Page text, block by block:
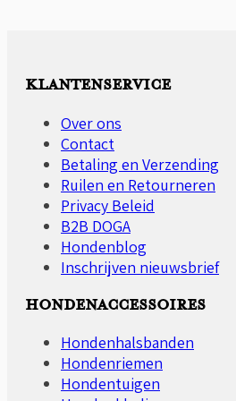
optie
kan
op
de
productpagina
KLANTENSERVICE
Over ons
Contact
Betaling en Verzending
Ruilen en Retourneren
Privacy Beleid
B2B DOGA
Hondenblog
Inschrijven nieuwsbrief
HONDENACCESSOIRES
Hondenhalsbanden
Hondenriemen
Hondentuigen